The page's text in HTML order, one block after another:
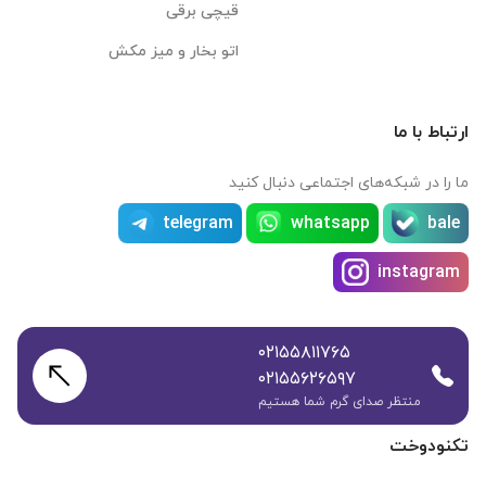
تکنودوخت
قیچی برقی
اتو بخار و میز مکش
ارتباط با ما
ما را در شبکه‌های اجتماعی دنبال کنید
bale
whatsapp
telegram
instagram
۰۲۱۵۵۸۱۱۷۶۵
۰۲۱۵۵۶۲۶۵۹۷
منتظر صدای گرم شما هستیم